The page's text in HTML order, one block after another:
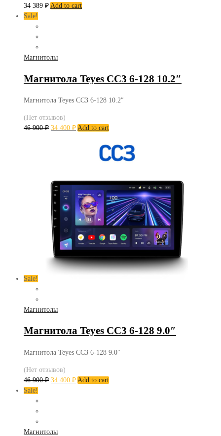
34 389 ₽ Add to cart
Sale!
Магнитолы
Магнитола Teyes CC3 6-128 10.2″
Магнитола Teyes CC3 6-128 10.2″
(Нет отзывов)
46 900₽ 34 400 ₽ Add to cart
Sale!
Магнитолы
Магнитола Teyes CC3 6-128 9.0″
Магнитола Teyes CC3 6-128 9.0″
(Нет отзывов)
46 900₽ 34 400 ₽ Add to cart
Sale!
Магнитолы